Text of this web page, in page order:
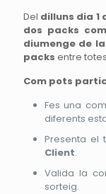
Del dilluns dia 1
dos packs
diumenge de la
packs entre
Com pots
Fes una
diferents
Presenta el
Client.
Valida la
sorteig.